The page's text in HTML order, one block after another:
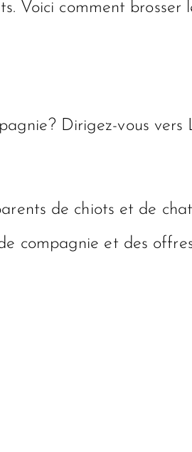
Voici comment
Dirigez-vous vers
de chiots et de
compagnie et des